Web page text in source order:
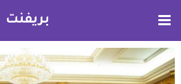
بريفنت